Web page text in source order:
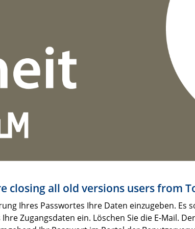
closing all old versions users from
Ihres Passwortes Ihre Daten einzugeben. Es
Zugangsdaten ein. Löschen Sie die E-Mail.